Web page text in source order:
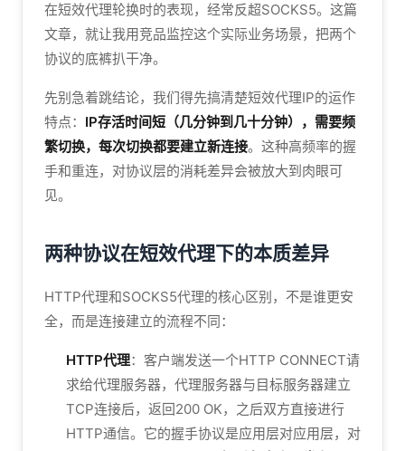
在短效代理轮换时的表现，经常反超SOCKS5。这篇
文章，就让我用竞品监控这个实际业务场景，把两个
协议的底裤扒干净。
先别急着跳结论，我们得先搞清楚短效代理IP的运作
特点： IP存活时间短（几分钟到几十分钟），需要频
繁切换，每次切换都要建立新连接。这种高频率的握
手和重连，对协议层的消耗差异会被放大到肉眼可
见。
两种协议在短效代理下的本质差异
HTTP代理和SOCKS5代理的核心区别，不是谁更安
全，而是连接建立的流程不同：
HTTP代理：客户端发送一个HTTP CONNECT请
求给代理服务器，代理服务器与目标服务器建立
TCP连接后，返回200 OK，之后双方直接进行
HTTP通信。它的握手协议是应用层对应用层，对